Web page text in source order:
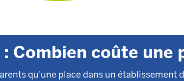
Combien coûte une
qu'une place dans un établissement